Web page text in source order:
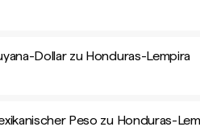
Dollar zu Honduras-Lempira
Peso zu Honduras-